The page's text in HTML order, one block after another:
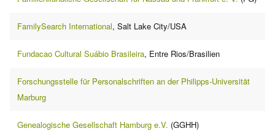
FamilySearch International, Salt Lake City/USA
Fundacao Cultural Suábio Brasileira, Entre Rios/Brasilien
Forschungsstelle für Personalschriften an der Philipps-Universität
Marburg
Genealogische Gesellschaft Hamburg e.V. (GGHH)